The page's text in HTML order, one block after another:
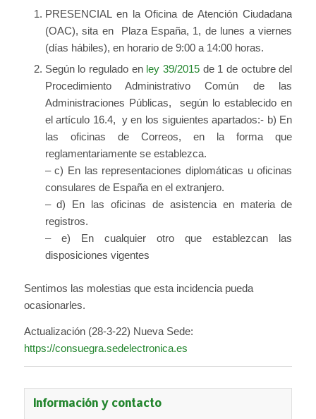
PRESENCIAL en la Oficina de Atención Ciudadana
(OAC), sita en Plaza España, 1, de lunes a viernes
(días hábiles), en horario de 9:00 a 14:00 horas.
Según lo regulado en ley 39/2015 de 1 de octubre del
Procedimiento Administrativo Común de las
Administraciones Públicas, según lo establecido en
el artículo 16.4, y en los siguientes apartados:- b) En
las oficinas de Correos, en la forma que
reglamentariamente se establezca.
– c) En las representaciones diplomáticas u oficinas
consulares de España en el extranjero.
– d) En las oficinas de asistencia en materia de
registros.
– e) En cualquier otro que establezcan las
disposiciones vigentes
Sentimos las molestias que esta incidencia pueda
ocasionarles.
Actualización (28-3-22) Nueva Sede:
https://consuegra.sedelectronica.es
Información y contacto